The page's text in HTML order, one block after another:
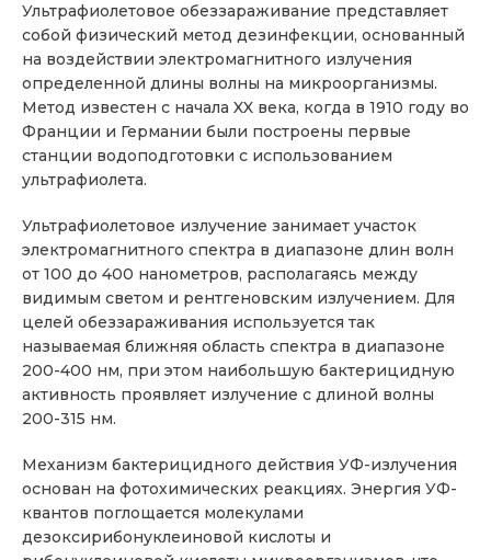
Ультрафиолетовое обеззараживание представляет
собой физический метод дезинфекции, основанный
на воздействии электромагнитного излучения
определенной длины волны на микроорганизмы.
Метод известен с начала XX века, когда в 1910 году во
Франции и Германии были построены первые
станции водоподготовки с использованием
ультрафиолета.
Ультрафиолетовое излучение занимает участок
электромагнитного спектра в диапазоне длин волн
от 100 до 400 нанометров, располагаясь между
видимым светом и рентгеновским излучением. Для
целей обеззараживания используется так
называемая ближняя область спектра в диапазоне
200-400 нм, при этом наибольшую бактерицидную
активность проявляет излучение с длиной волны
200-315 нм.
Механизм бактерицидного действия УФ-излучения
основан на фотохимических реакциях. Энергия УФ-
квантов поглощается молекулами
дезоксирибонуклеиновой кислоты и